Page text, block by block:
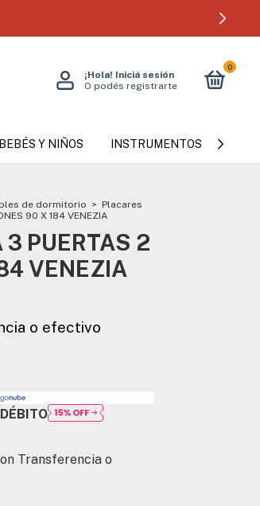
¡Hola! Iniciá sesión
O podés registrarte
0
BEBÉS Y NIÑOS INSTRUMENTOS
de dormitorio > Placares
90 X 184 VENEZIA
3 PUERTAS 2
VENEZIA
DÉBITO
Transferencia o